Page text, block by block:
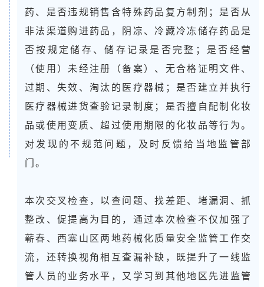
药、是否违规销售含特殊药品复方制剂；是否从
非法渠道购进药品，阴凉、冷藏冷冻储存药品是
否按规定储存、储存记录是否完整；是否经营
（使用）未经注册（备案）、无合格证明文件、
过期、失效、淘汰的医疗器械；是否建立并执行
医疗器械进货查验记录制度；是否擅自配制化妆
品或使用变质、超过使用期限的化妆品等行为。
对发现的不规范问题，及时反馈给当地监管部
门。
本次交叉检查，以查问题、找差距、堵漏洞、抓
整改、促提高为目的，通过本次检查不仅加强了
蕲春、西塞山区两地药械化质量安全监管工作交
流，还转换视角相互查漏补缺，既提升了一线监
管人员的业务水平，又学习到其他地区先进监管